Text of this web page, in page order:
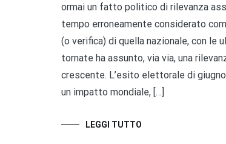
ormai un fatto politico di rilevanza
tempo erroneamente considerato
(o verifica) di quella nazionale, con le
tornate ha assunto, via via, una
crescente. L’esito elettorale di
un impatto mondiale, […]
LEGGI TUTTO